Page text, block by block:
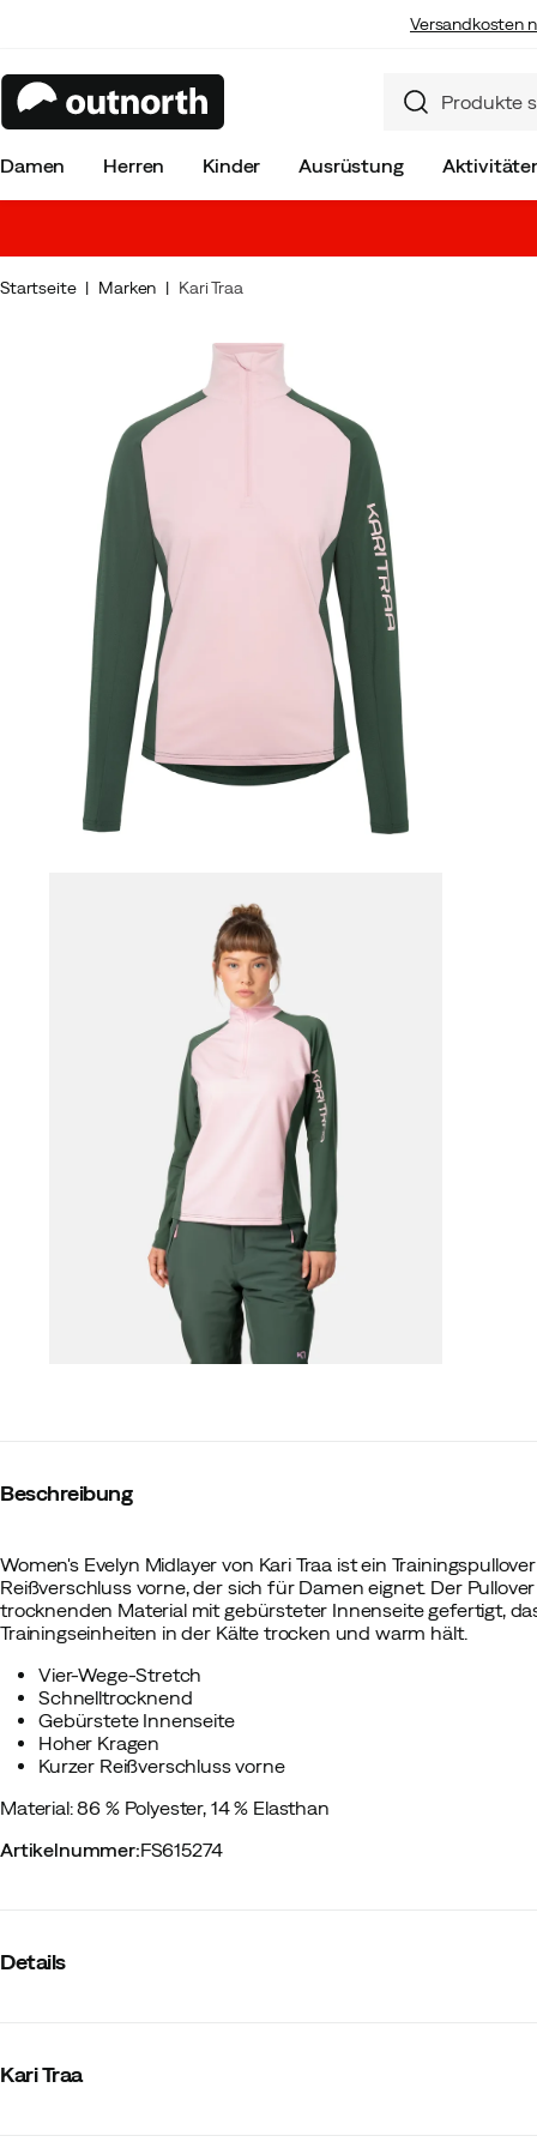
Versandkosten
Damen Herren Kinder Ausrüstung
Startseite Marken Kari Traa
Beschreibung
Women's Evelyn Midlayer von Kari Traa ist ein
Reißverschluss vorne, der sich für Damen eignet. Der
trocknenden Material mit gebürsteter Innenseite gefertigt,
Trainingseinheiten in der Kälte trocken und warm hält.
Vier-Wege-Stretch
Schnelltrocknend
Gebürstete Innenseite
Hoher Kragen
Kurzer Reißverschluss vorne
Material: 86 % Polyester, 14 % Elasthan
Artikelnummer:FS615274
Details
Reißverschluss
Kari Traa